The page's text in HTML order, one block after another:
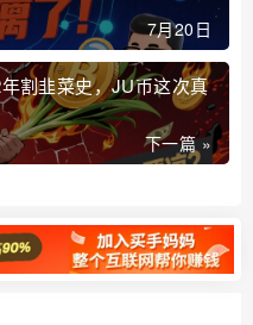
7月20日
割韭菜史，JU币这次真
下一篇 »